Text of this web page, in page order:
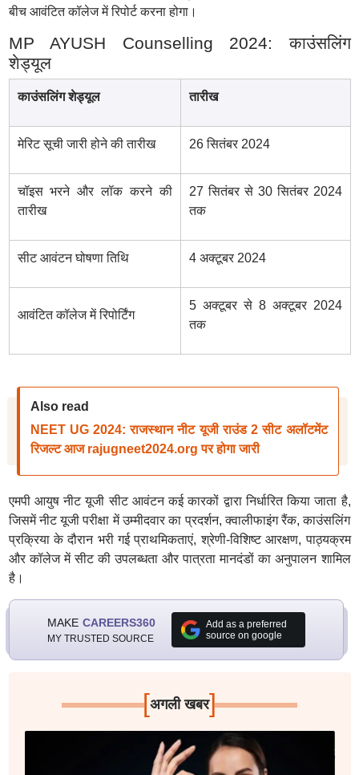
बीच आवंटित कॉलेज में रिपोर्ट करना होगा।
MP AYUSH Counselling 2024: काउंसलिंग
शेड्यूल
काउंसलिंग शेड्यूल तारीख
मेरिट सूची जारी होने की तारीख 26 सितंबर 2024
चॉइस भरने और लॉक करने की
तारीख
27 सितंबर से 30 सितंबर 2024
तक
सीट आवंटन घोषणा तिथि 4 अक्टूबर 2024
आवंटित कॉलेज में रिपोर्टिंग
5 अक्टूबर से 8 अक्टूबर 2024
तक
Also read
NEET UG 2024: राजस्थान नीट यूजी राउंड 2 सीट अलॉटमेंट
रिजल्ट आज rajugneet2024.org पर होगा जारी
एमपी आयुष नीट यूजी सीट आवंटन कई कारकों द्वारा निर्धारित किया जाता है,
जिसमें नीट यूजी परीक्षा में उम्मीदवार का प्रदर्शन, क्वालीफाइंग रैंक, काउंसलिंग
प्रक्रिया के दौरान भरी गई प्राथमिकताएं, श्रेणी-विशिष्ट आरक्षण, पाठ्यक्रम
और कॉलेज में सीट की उपलब्धता और पात्रता मानदंडों का अनुपालन शामिल
है।
MAKE CAREERS360
MY TRUSTED SOURCE
Add as a preferred
source on google
[अगली खबर]